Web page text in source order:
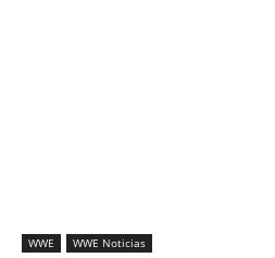
WWE WWE Noticias